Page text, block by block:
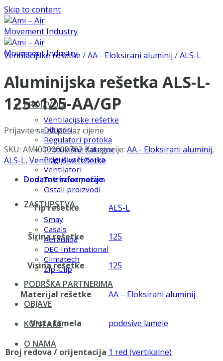
Skip to content
PROIZVODI
Ventilacijske rešetke
Difuzori
Regulatori protoka
Protukišne žaluzine
Prigušivači zvuka
Ventilatori
Zaštita od požara
Ostali proizvodi
ZASTUPSTVA
Smay
Casals
Aerauliqa
DEC International
Climatech
Zip-Clip
PODRŠKA PARTNERIMA
OBJAVE
KONTAKT
O NAMA
Ventilacijske rešetke /AA - Eloksirani aluminij /ALS-L
Aluminijska rešetka ALS-L-
125×125-AA/GP
Prijavite se za prikaz cijene
SKU: AMI0000000702 Kategorije: AA - Eloksirani aluminij,
ALS-L, Ventilacijske rešetke
Dodatne informacije
Tip rešetke ALS-L
Širina rešetke 125
Visina rešetke 125
Materijal rešetke AA – Eloksirani aluminij
Vrsta lamela podesive lamele
Broj redova / orijentacija 1 red (vertikalne)